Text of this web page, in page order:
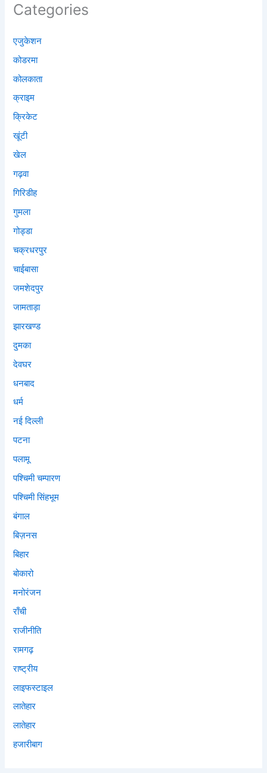
Categories
एजुकेशन
कोडरमा
कोलकाता
क्राइम
क्रिकेट
खूंटी
खेल
गढ़वा
गिरिडीह
गुमला
गोड्डा
चक्रधरपुर
चाईबासा
जमशेदपुर
जामताड़ा
झारखण्ड
दुमका
देवघर
धनबाद
धर्म
नई दिल्ली
पटना
पलामू
पश्चिमी चम्पारण
पश्चिमी सिंहभूम
बंगाल
बिज़नस
बिहार
बोकारो
मनोरंजन
राँची
राजीनीति
रामगढ़
राष्ट्रीय
लाइफस्टाइल
लातेहार
लातेहार
हजारीबाग